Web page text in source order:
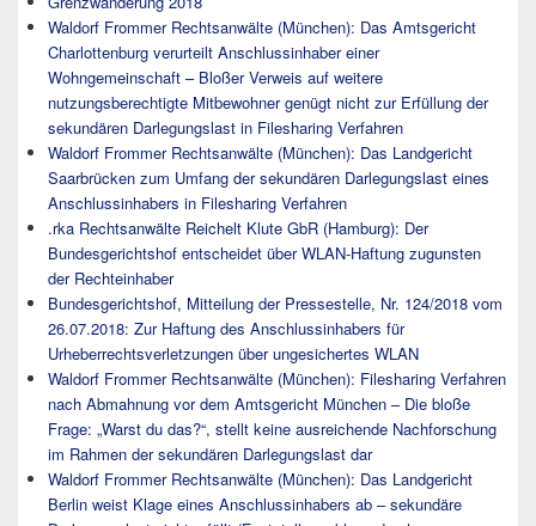
Waldorf Frommer Rechtsanwälte (München): Das Amtsgericht
Charlottenburg verurteilt Anschlussinhaber einer
Wohngemeinschaft – Bloßer Verweis auf weitere
nutzungsberechtigte Mitbewohner genügt nicht zur Erfüllung der
sekundären Darlegungslast in Filesharing Verfahren
Waldorf Frommer Rechtsanwälte (München): Das Landgericht
Saarbrücken zum Umfang der sekundären Darlegungslast eines
Anschlussinhabers in Filesharing Verfahren
.rka Rechtsanwälte Reichelt Klute GbR (Hamburg): Der
Bundesgerichtshof entscheidet über WLAN-Haftung zugunsten
der Rechteinhaber
Bundesgerichtshof, Mitteilung der Pressestelle, Nr. 124/2018 vom
26.07.2018: Zur Haftung des Anschlussinhabers für
Urheberrechtsverletzungen über ungesichertes WLAN
Waldorf Frommer Rechtsanwälte (München): Filesharing Verfahren
nach Abmahnung vor dem Amtsgericht München – Die bloße
Frage: „Warst du das?“, stellt keine ausreichende Nachforschung
im Rahmen der sekundären Darlegungslast dar
Waldorf Frommer Rechtsanwälte (München): Das Landgericht
Berlin weist Klage eines Anschlussinhabers ab – sekundäre